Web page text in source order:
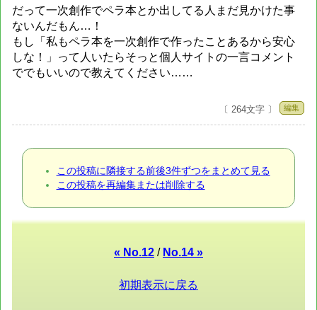
だって一次創作でペラ本とか出してる人まだ見かけた事
ないんだもん…！
もし「私もペラ本を一次創作で作ったことあるから安心
しな！」って人いたらそっと個人サイトの一言コメント
ででもいいので教えてください……
〔 264文字 〕 編集
この投稿に隣接する前後3件ずつをまとめて見る
この投稿を再編集または削除する
« No.12 / No.14 »
初期表示に戻る